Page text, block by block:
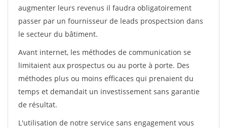
augmenter leurs revenus il faudra obligatoirement
passer par un fournisseur de leads prospectsion dans
le secteur du bâtiment.
Avant internet, les méthodes de communication se
limitaient aux prospectus ou au porte à porte. Des
méthodes plus ou moins efficaces qui prenaient du
temps et demandait un investissement sans garantie
de résultat.
L'utilisation de notre service sans engagement vous